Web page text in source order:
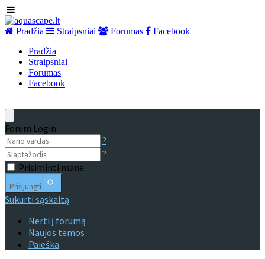
Pradžia Straipsniai Forumas
Facebook
Pradžia
Straipsniai
Forumas
Facebook
Forum Login
?
?
Prisiminti mane
Prisijungti
Sukurti sąskaitą
Nerti į forumą
Naujos temos
Paieška